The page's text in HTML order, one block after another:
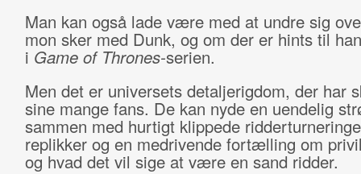
Man kan også lade være med at undre sig
mon sker med Dunk, og om der er hints til
i Game of Thrones-serien.
Men det er universets detaljerigdom, der har
sine mange fans. De kan nyde en uendelig
sammen med hurtigt klippede
replikker og en medrivende fortælling om
og hvad det vil sige at være en sand ridder.